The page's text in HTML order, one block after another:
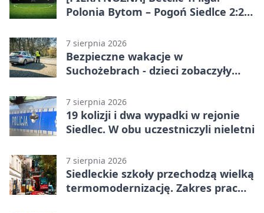
Polonia Bytom – Pogoń Siedlce 2:2.
emocjonującej końcówce
7 sierpnia 2026
Bezpieczne wakacje w
Suchożebrach - dzieci zobaczyły
7 sierpnia 2026
19 kolizji i dwa wypadki w rejonie
Siedlec. W obu uczestniczyli nieletni
7 sierpnia 2026
Siedleckie szkoły przechodzą wielką
termomodernizację. Zakres prac